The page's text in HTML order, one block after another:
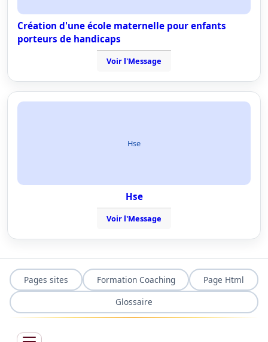
Création d'une école maternelle pour enfants
porteurs de handicaps
Voir l'Message
Hse
Hse
Voir l'Message
Pages sites Formation Coaching
Page Html
Glossaire